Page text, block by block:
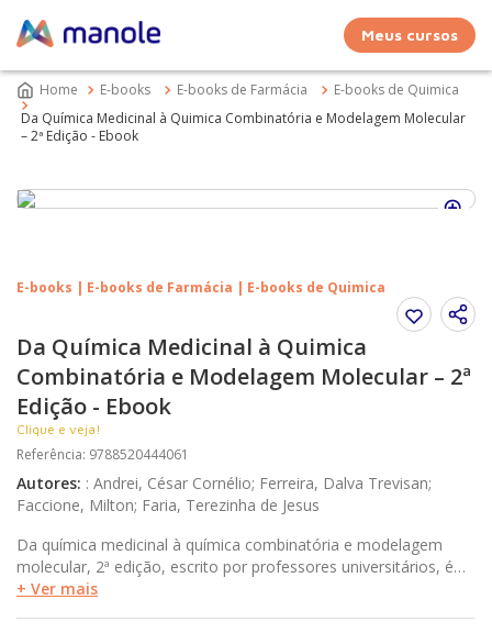
Meus cursos
E-books E-books de Farmácia
E-books de Quimica
Da Química Medicinal à Quimica Combinatória e Modelagem Molecular
– 2ª Edição - Ebook
E-books | E-books de Farmácia | E-books de Quimica
Da Química Medicinal à Quimica
Combinatória e Modelagem Molecular – 2ª
Edição - Ebook
Clique e veja!
Referência: 9788520444061
Autores: : Andrei, César Cornélio; Ferreira, Dalva Trevisan;
Faccione, Milton; Faria, Terezinha de Jesus
Da química medicinal à química combinatória e modelagem
molecular, 2ª edição, escrito por professores universitários, é
um curso prático de química farmacêutica, que abrange desde o
+ Ver mais